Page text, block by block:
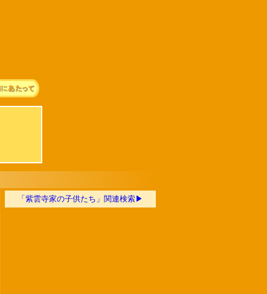
「紫雲寺家の子供たち」関連検索▶